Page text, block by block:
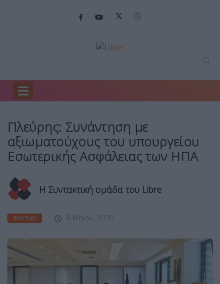
Home
Πλεύρης: Συνάντηση με
αξιωματούχους του υπουργείου
Εσωτερικής Ασφάλειας των ΗΠΑ
Η Συντακτική ομάδα του Libre
ΠΟΛΙΤΙΚΉ 8 Μαΐου, 2026